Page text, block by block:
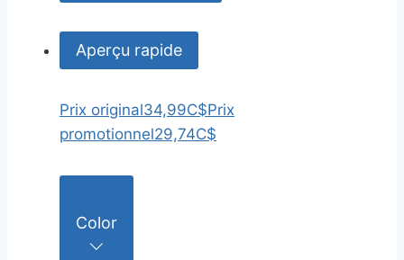
Aperçu rapide
Prix original34,99C$Prix
promotionnel29,74C$
Color